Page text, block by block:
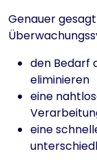
Genauer
den Bedarf
eliminieren
eine
eine